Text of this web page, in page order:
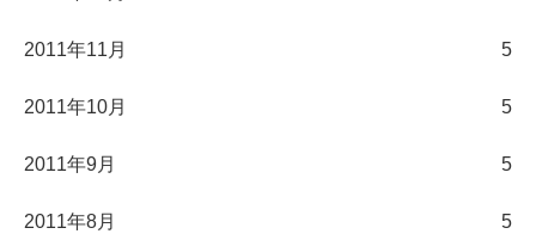
2011年11月 5
2011年10月 5
2011年9月 5
2011年8月 5